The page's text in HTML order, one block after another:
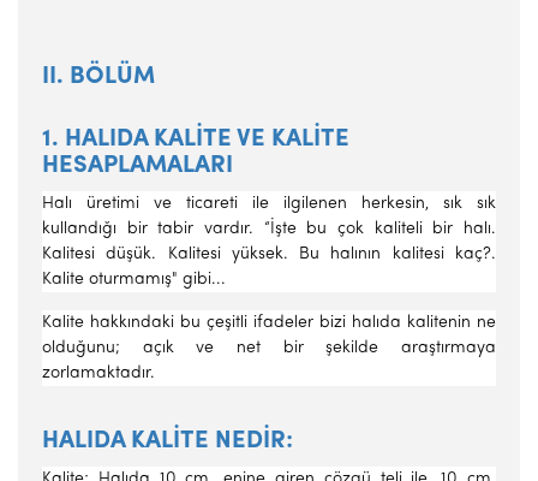
II. BÖLÜM
1. HALIDA KALİTE VE KALİTE
HESAPLAMALARI
Halı üretimi ve ticareti ile ilgilenen herkesin, sık sık
kullandığı bir tabir vardır. “İşte bu çok kaliteli bir halı.
Kalitesi düşük. Kalitesi yüksek. Bu halının kalitesi kaç?.
Kalite oturmamış" gibi...
Kalite hakkındaki bu çeşitli ifadeler bizi halıda kalitenin ne
oldu­ğunu; açık ve net bir şekilde araştırmaya
zorlamaktadır.
HALIDA KALİTE NEDİR: